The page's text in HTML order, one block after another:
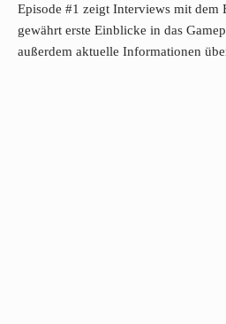
Episode #1 zeigt Interviews mit dem
gewährt erste Einblicke in das
außerdem aktuelle Informationen